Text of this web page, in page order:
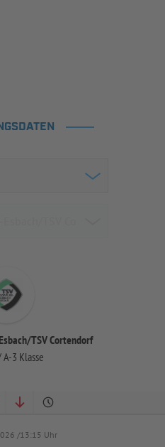
TSV Cortendorf
3 Klasse
/13:15 Uhr